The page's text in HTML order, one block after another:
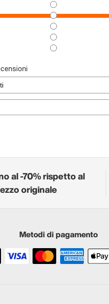
al -70% rispetto al
originale
Metodi di pagamento